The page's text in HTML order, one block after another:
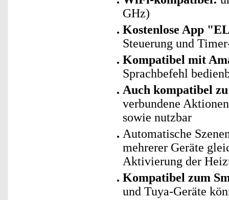
GHz)
Kostenlose App
Steuerung und
Kompatibel mit
Sprachbefehl
Auch kompatibel
verbundene
sowie nutzbar
Automatische
mehrerer Geräte
Aktivierung der
Kompatibel zum
und Tuya-Geräte